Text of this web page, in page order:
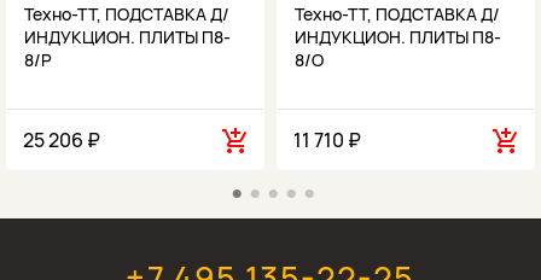
Техно-ТТ, ПОДСТАВКА Д/
ИНДУКЦИОН. ПЛИТЫ П8-
8/Р
25 206 ₽
Техно-ТТ, ПОДСТАВКА Д/
ИНДУКЦИОН. ПЛИТЫ П8-
8/О
11 710 ₽